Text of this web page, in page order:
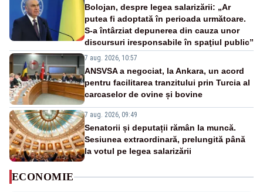
Bolojan, despre legea salarizării: „Ar
putea fi adoptată în perioada următoare.
S-a întârziat depunerea din cauza unor
discursuri iresponsabile în spaţiul public”
7 aug. 2026, 10:57
ANSVSA a negociat, la Ankara, un acord
pentru facilitarea tranzitului prin Turcia al
carcaselor de ovine și bovine
7 aug. 2026, 09:49
Senatorii și deputații rămân la muncă.
Sesiunea extraordinară, prelungită până
la votul pe legea salarizării
ECONOMIE